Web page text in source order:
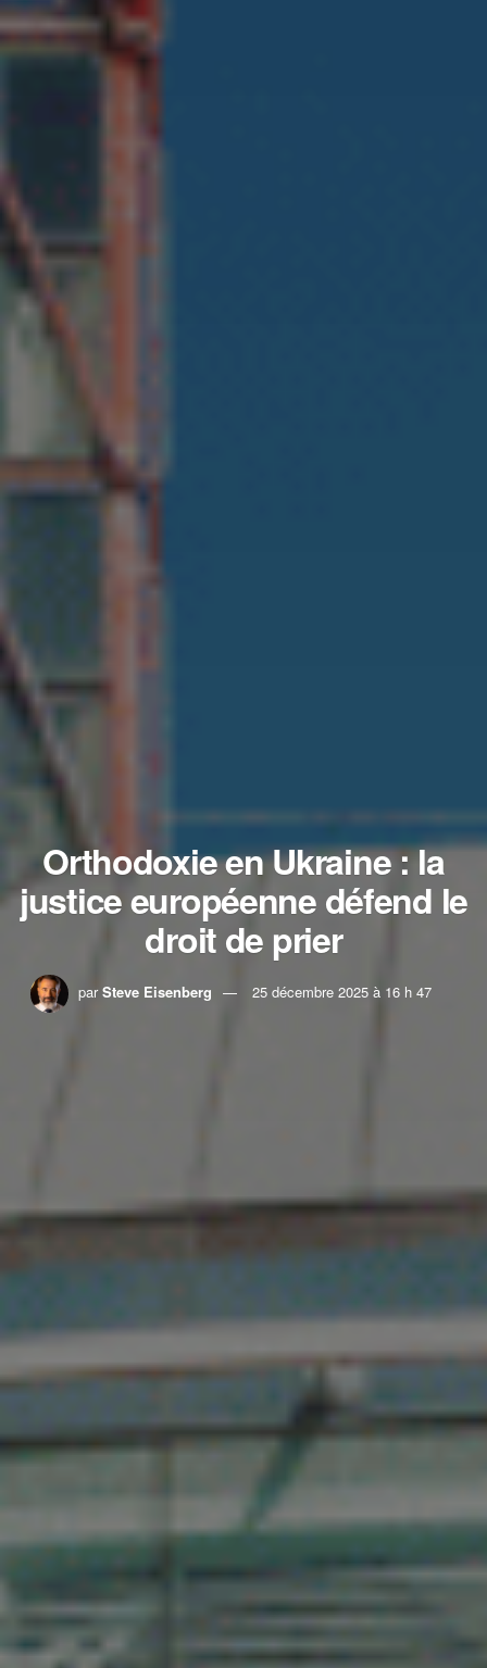
Orthodoxie en Ukraine : la
justice européenne défend le
droit de prier
par Steve Eisenberg 25 décembre 2025 à 16 h 47